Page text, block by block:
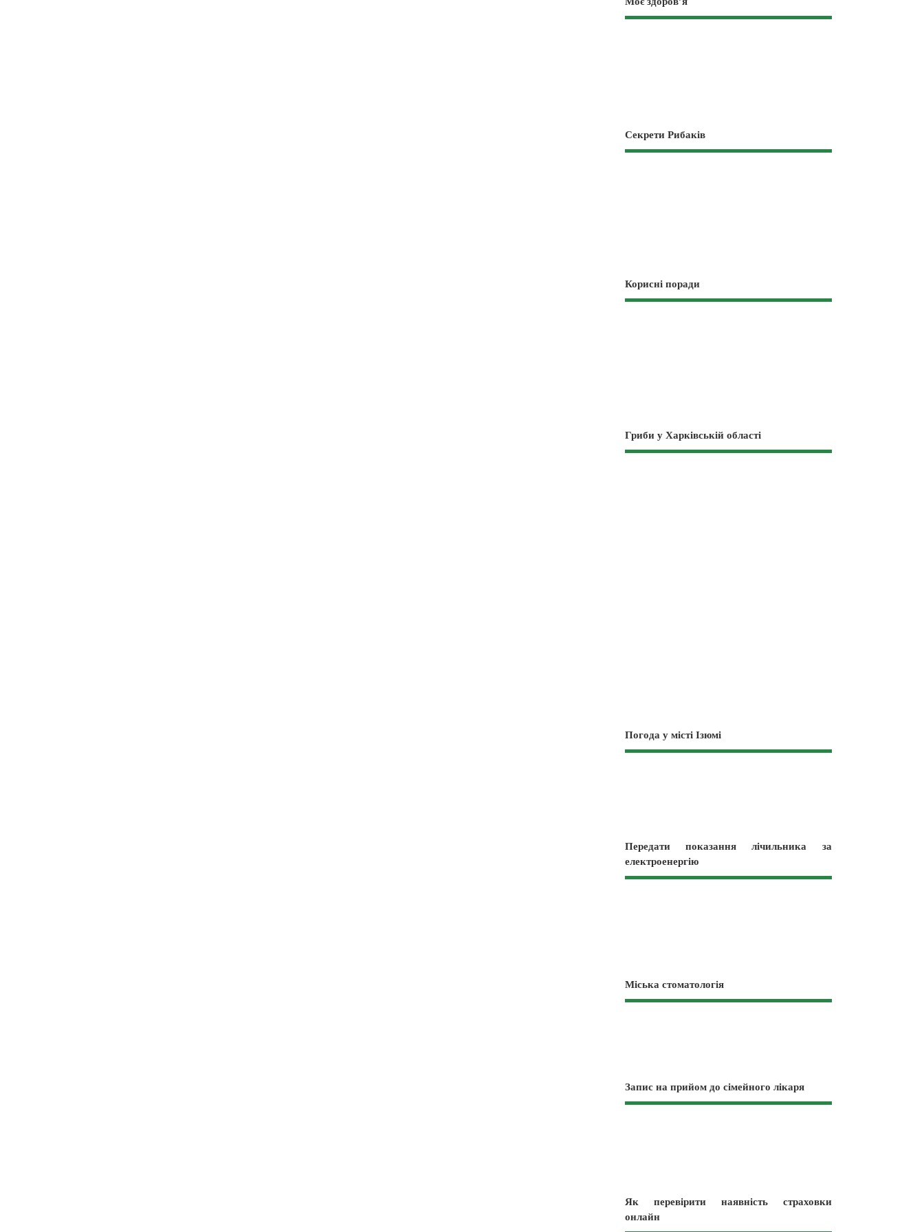
Секрети Рибаків
Корисні поради
Гриби у Харківській області
Погода у місті Ізюмі
Передати показання лічильника за
електроенергію
Міська стоматологія
Запис на прийом до сімейного лікаря
Як перевірити наявність страховки
онлайн